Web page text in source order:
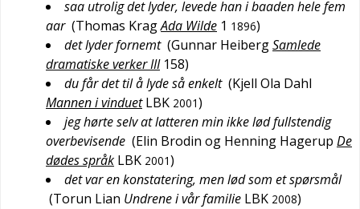
saa utrolig det lyder, levede han i baaden hele fem
aar (Thomas KragAda Wilde 1 1896)
det lyder fornemt (Gunnar HeibergSamlede
dramatiske verker III 158)
du får det til å lyde så enkelt (Kjell Ola Dahl
Mannen i vinduet LBK 2001)
jeg hørte selv at latteren min ikke lød fullstendig
overbevisende (Elin Brodin og Henning Hagerup De
dødes språk LBK 2001)
det var en konstatering, men lød som et spørsmål
(Torun Lian Undrene i vår familie LBK 2008)